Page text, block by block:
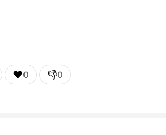
❤️0 👎0